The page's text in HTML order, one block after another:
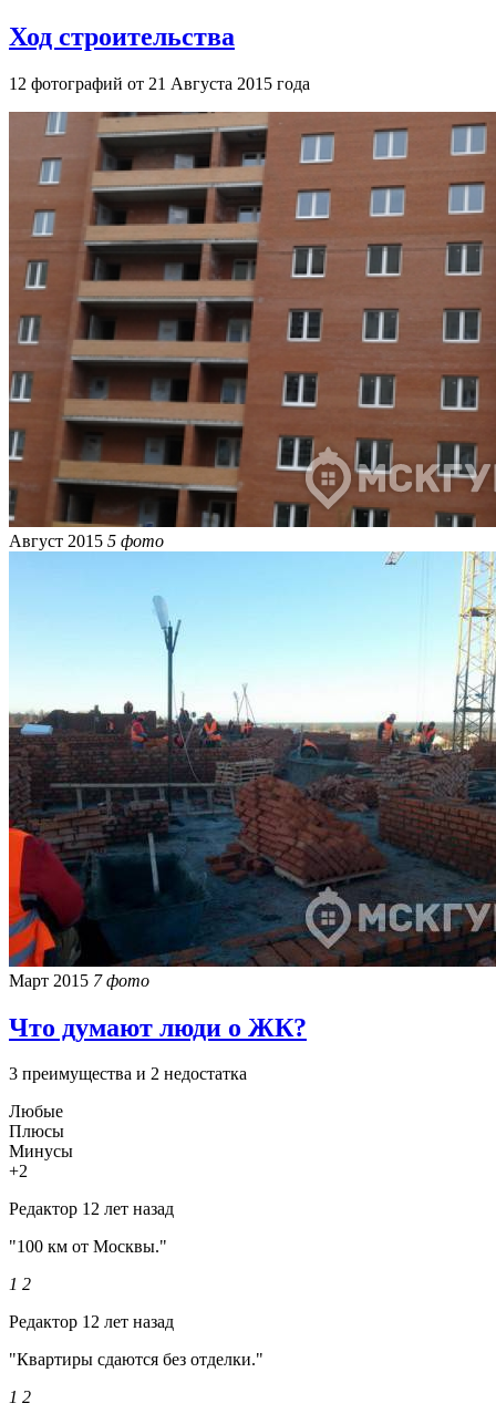
Ход строительства
12 фотографий от 21 Августа 2015 года
Август 2015 5 фото
Март 2015 7 фото
Что думают люди о ЖК?
3 преимущества и 2 недостатка
Любые
Плюсы
Минусы
+2
Редактор 12 лет назад
"100 км от Москвы."
1 2
Редактор 12 лет назад
"Квартиры сдаются без отделки."
1 2